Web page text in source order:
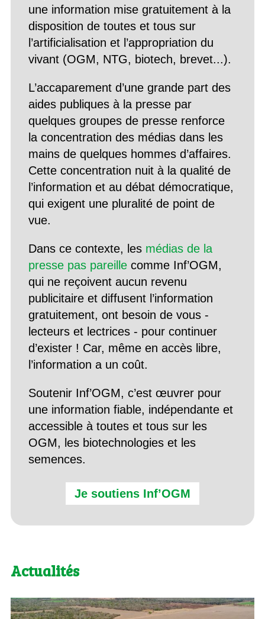
une information mise gratuitement à la
disposition de toutes et tous sur
l’artificialisation et l’appropriation du
vivant (OGM, NTG, biotech, brevet...).
L’accaparement d’une grande part des
aides publiques à la presse par
quelques groupes de presse renforce
la concentration des médias dans les
mains de quelques hommes d’affaires.
Cette concentration nuit à la qualité de
l’information et au débat démocratique,
qui exigent une pluralité de point de
vue.
Dans ce contexte, les médias de la
presse pas pareillecomme Inf’OGM,
qui ne reçoivent aucun revenu
publicitaire et diffusent l’information
gratuitement, ont besoin de vous -
lecteurs et lectrices - pour continuer
d’exister ! Car, même en accès libre,
l’information a un coût.
Soutenir Inf’OGM, c’est œuvrer pour
une information fiable, indépendante et
accessible à toutes et tous sur les
OGM, les biotechnologies et les
semences.
Je soutiens Inf’OGM
Actualités